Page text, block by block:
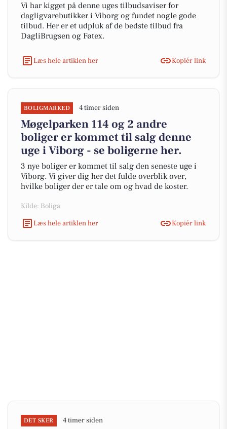
Vi har kigget på denne uges tilbudsaviser for
dagligvarebutikker i Viborg og fundet nogle gode
tilbud. Her er et udpluk af de bedste tilbud fra
DagliBrugsen og Føtex.
Læs hele artiklen her Kopiér link
BOLIGMARKED 4 timer siden
Møgelparken 114 og 2 andre
boliger er kommet til salg denne
uge i Viborg - se boligerne her.
3 nye boliger er kommet til salg den seneste uge i
Viborg. Vi giver dig her det fulde overblik over,
hvilke boliger der er tale om og hvad de koster.
Kilde: Boliga
Læs hele artiklen her
Kopiér link
DET SKER 4 timer siden